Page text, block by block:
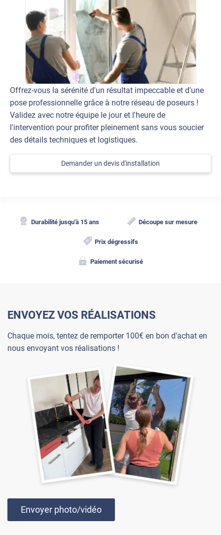
Offrez-vous la sérénité d'un résultat impeccable et d'une
pose professionnelle grâce à notre réseau de poseurs !
Validez avec notre équipe le jour et l'heure de
l'intervention pour profiter pleinement sans vous soucier
des détails techniques et logistiques.
Demander un devis d'installation
Durabilité jusqu'à 15 ans Découpe sur mesure
Prix dégressifs
Paiement sécurisé
ENVOYEZ VOS RÉALISATIONS
Chaque mois, tentez de remporter 100€ en bon d'achat en
nous envoyant vos réalisations !
Envoyer photo/vidéo